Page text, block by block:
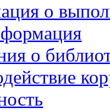
о
о